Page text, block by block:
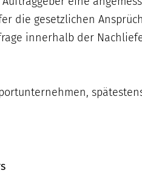
die gesetzlichen
innerhalb der